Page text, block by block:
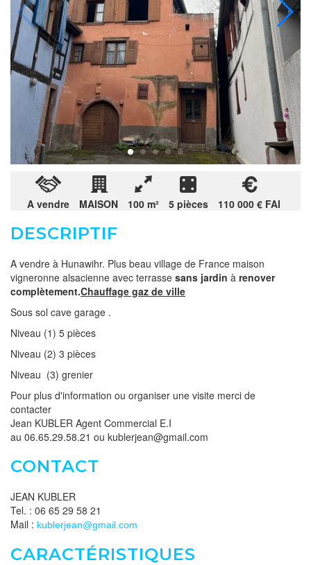
A vendre MAISON 100 m² 5 pièces 110 000 € FAI
DESCRIPTIF
A vendre à Hunawihr. Plus beau village de France maison
vigneronne alsacienne avec terrasse sans jardin à renover
complètement.Chauffage gaz de ville
Sous sol cave garage .
Niveau (1) 5 pièces
Niveau (2) 3 pièces
Niveau (3) grenier
Pour plus d'information ou organiser une visite merci de
contacter
Jean KUBLER Agent Commercial E.I
au 06.65.29.58.21 ou kublerjean@gmail.com
CONTACT
JEAN KUBLER
Tel. : 06 65 29 58 21
Mail : kublerjean@gmail.com
CARACTÉRISTIQUES